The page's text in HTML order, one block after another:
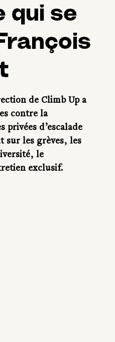
qui se
de Climb Up a
contre la
privées d’escalade
sur les grèves, les
le
exclusif.